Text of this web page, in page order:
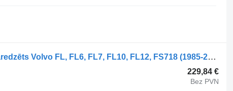
Zepro 50214 pašizgāzēja sistēma paredzēts Volvo FL, FL6, FL7, FL10, FL12, FS718 (1985-2005) kravas automašīnas
229,84 €
Bez PVN